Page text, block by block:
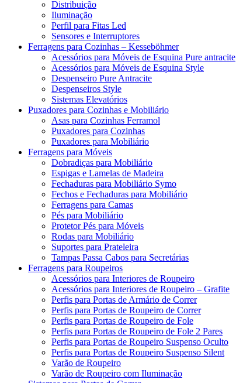
Distribuição
Iluminação
Perfil para Fitas Led
Sensores e Interruptores
Ferragens para Cozinhas – Kesseböhmer
Acessórios para Móveis de Esquina Pure antracite
Acessórios para Móveis de Esquina Style
Despenseiro Pure Antracite
Despenseiros Style
Sistemas Elevatórios
Puxadores para Cozinhas e Mobiliário
Asas para Cozinhas Ferramol
Puxadores para Cozinhas
Puxadores para Mobiliário
Ferragens para Móveis
Dobradiças para Mobiliário
Espigas e Lamelas de Madeira
Fechaduras para Mobiliário Symo
Fechos e Fechaduras para Mobiliário
Ferragens para Camas
Pés para Mobiliário
Protetor Pés para Móveis
Rodas para Mobiliário
Suportes para Prateleira
Tampas Passa Cabos para Secretárias
Ferragens para Roupeiros
Acessórios para Interiores de Roupeiro
Acessórios para Interiores de Roupeiro – Grafite
Perfis para Portas de Armário de Correr
Perfis para Portas de Roupeiro de Correr
Perfis para Portas de Roupeiro de Fole
Perfis para Portas de Roupeiro de Fole 2 Pares
Perfis para Portas de Roupeiro Suspenso Oculto
Perfis para Portas de Roupeiro Suspenso Silent
Varão de Roupeiro
Varão de Roupeiro com Iluminação